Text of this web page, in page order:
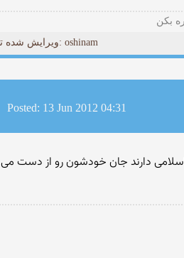
بکن
ویرایش شده توسط: oshinam
Posted: 13 Jun 2012 04:31
اسلامی دارند جان خودشون رو از دست می